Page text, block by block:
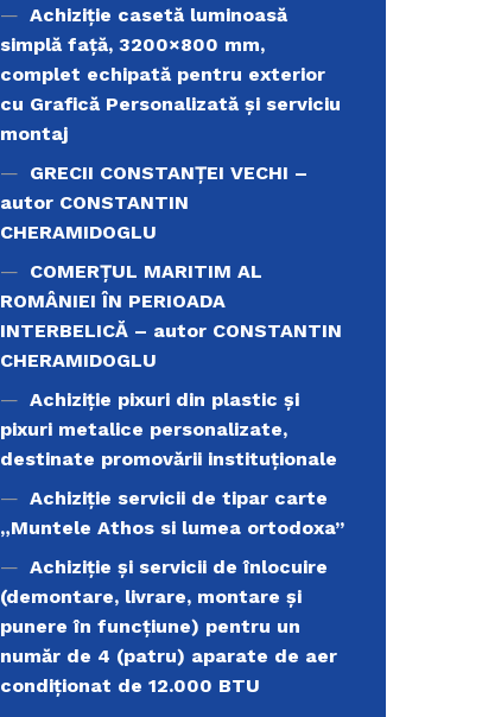
Achiziție casetă luminoasă
simplă față, 3200×800 mm,
complet echipată pentru exterior
cu Grafică Personalizată și serviciu
montaj
GRECII CONSTANȚEI VECHI –
autor CONSTANTIN
CHERAMIDOGLU
COMERŢUL MARITIM AL
ROMÂNIEI ÎN PERIOADA
INTERBELICĂ – autor CONSTANTIN
CHERAMIDOGLU
Achiziţie pixuri din plastic și
pixuri metalice personalizate,
destinate promovării instituționale
Achiziție servicii de tipar carte
„Muntele Athos si lumea ortodoxa’’
Achiziție și servicii de înlocuire
(demontare, livrare, montare și
punere în funcțiune) pentru un
număr de 4 (patru) aparate de aer
condiționat de 12.000 BTU